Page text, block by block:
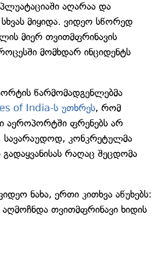
აღარაა და
სხვას მიყიდა. ვიდეო სწორედ
მიერ თვითმფრინავის
მომხდარ ინციდენტს
წარმომადგენლებმა
of India-ს უთხრეს, რომ
აეროპორტში ფრენებს არ
სავარაუდოდ, კონკრეტულმა
რაღაც შეცდომა
ნახა, ერთი კითხვა აწუხებს:
თვითმფრინავი ხიდის